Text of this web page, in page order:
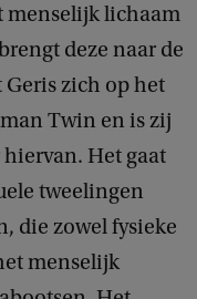
menselijk lichaam
deze naar de
zich op het
Twin en is zij
Het gaat
tweelingen
die zowel fysieke
menselijk